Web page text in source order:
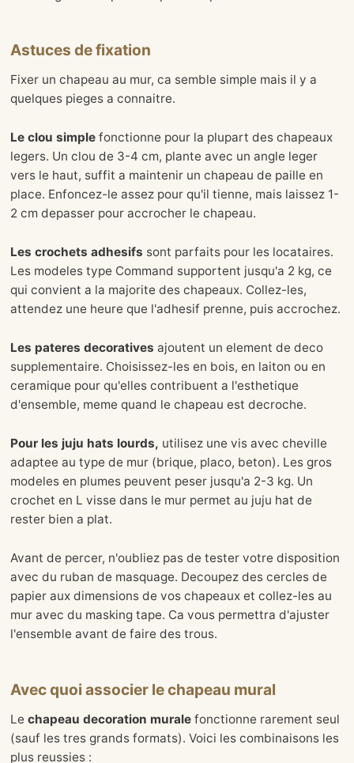
Astuces de fixation
Fixer un chapeau au mur, ca semble simple mais il y a
quelques pieges a connaitre.
Le clou simple fonctionne pour la plupart des chapeaux
legers. Un clou de 3-4 cm, plante avec un angle leger
vers le haut, suffit a maintenir un chapeau de paille en
place. Enfoncez-le assez pour qu'il tienne, mais laissez 1-
2 cm depasser pour accrocher le chapeau.
Les crochets adhesifs sont parfaits pour les locataires.
Les modeles type Command supportent jusqu'a 2 kg, ce
qui convient a la majorite des chapeaux. Collez-les,
attendez une heure que l'adhesif prenne, puis accrochez.
Les pateres decoratives ajoutent un element de deco
supplementaire. Choisissez-les en bois, en laiton ou en
ceramique pour qu'elles contribuent a l'esthetique
d'ensemble, meme quand le chapeau est decroche.
Pour les juju hats lourds, utilisez une vis avec cheville
adaptee au type de mur (brique, placo, beton). Les gros
modeles en plumes peuvent peser jusqu'a 2-3 kg. Un
crochet en L visse dans le mur permet au juju hat de
rester bien a plat.
Avant de percer, n'oubliez pas de tester votre disposition
avec du ruban de masquage. Decoupez des cercles de
papier aux dimensions de vos chapeaux et collez-les au
mur avec du masking tape. Ca vous permettra d'ajuster
l'ensemble avant de faire des trous.
Avec quoi associer le chapeau mural
Le chapeau decoration murale fonctionne rarement seul
(sauf les tres grands formats). Voici les combinaisons les
plus reussies :